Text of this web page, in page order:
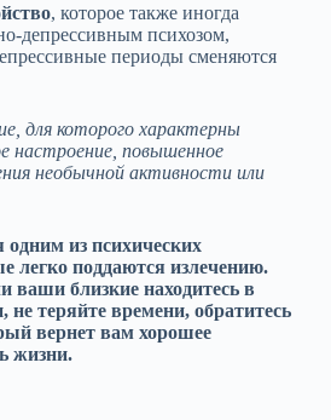
, которое также иногда
депрессивным психозом,
периоды сменяются
для которого характерны
настроение, повышенное
необычной активности или
одним из психических
легко поддаются излечению.
ваши близкие находитесь в
не теряйте времени, обратитесь
вернет вам хорошее
жизни.